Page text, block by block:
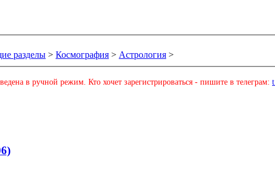
разделы > Космография > Астрология >
в ручной режим. Кто хочет зарегистрироваться - пишите в телеграм: